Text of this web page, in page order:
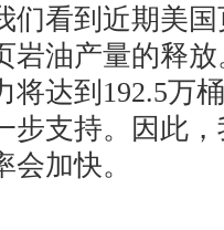
们看到近期美
岩油产量的释放
将达到192.5万
步支持。因此
加快。